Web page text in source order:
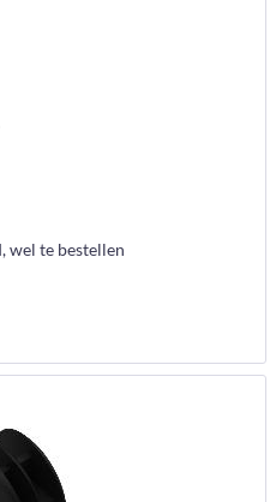
wel te bestellen